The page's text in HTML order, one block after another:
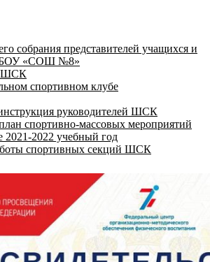
собрания представителей учащихся и
«СОШ №8»
ШСК
спортивном клубе
руководителей ШСК
спортивно-массовых мероприятий
2021-2022 учебный год
спортивных секций ШСК